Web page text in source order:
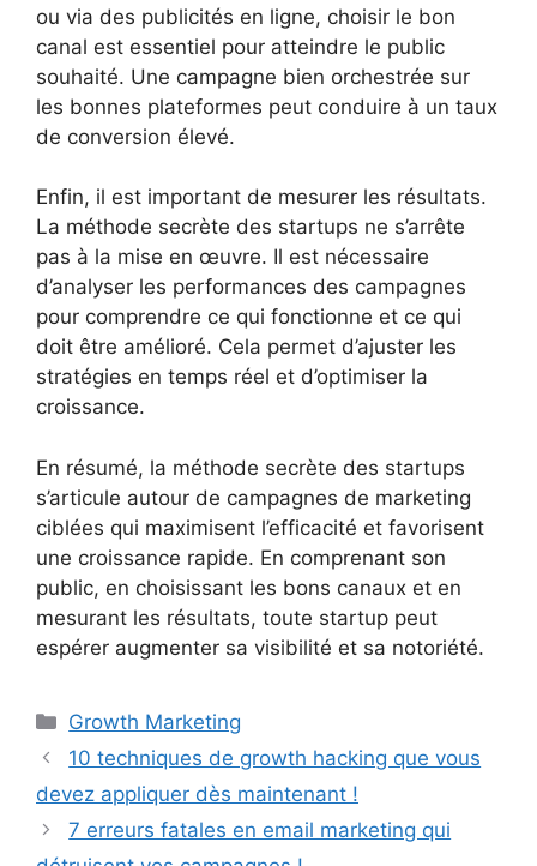
ou via des publicités en ligne, choisir le bon
canal est essentiel pour atteindre le public
souhaité. Une campagne bien orchestrée sur
les bonnes plateformes peut conduire à un taux
de conversion élevé.
Enfin, il est important de mesurer les résultats.
La méthode secrète des startups ne s’arrête
pas à la mise en œuvre. Il est nécessaire
d’analyser les performances des campagnes
pour comprendre ce qui fonctionne et ce qui
doit être amélioré. Cela permet d’ajuster les
stratégies en temps réel et d’optimiser la
croissance.
En résumé, la méthode secrète des startups
s’articule autour de campagnes de marketing
ciblées qui maximisent l’efficacité et favorisent
une croissance rapide. En comprenant son
public, en choisissant les bons canaux et en
mesurant les résultats, toute startup peut
espérer augmenter sa visibilité et sa notoriété.
Catégories
Growth Marketing
10 techniques de growth hacking que vous
devez appliquer dès maintenant !
7 erreurs fatales en email marketing qui